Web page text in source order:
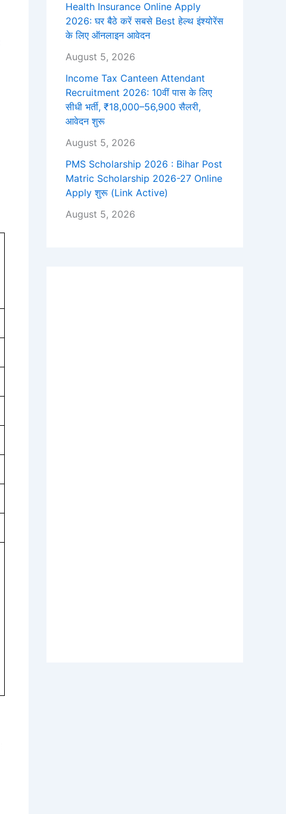
Health Insurance Online Apply
2026: घर बैठे करें सबसे Best हेल्थ इंश्योरेंस
के लिए ऑनलाइन आवेदन
August 5, 2026
Income Tax Canteen Attendant
Recruitment 2026: 10वीं पास के लिए
सीधी भर्ती, ₹18,000–56,900 सैलरी,
आवेदन शुरू
August 5, 2026
PMS Scholarship 2026 : Bihar Post
Matric Scholarship 2026-27 Online
Apply शुरू (Link Active)
August 5, 2026